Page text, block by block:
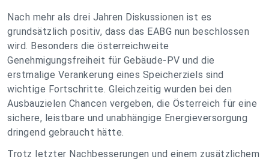
Nach mehr als drei Jahren Diskussionen ist es
grundsätzlich positiv, dass das EABG nun beschlossen
wird. Besonders die österreichweite
Genehmigungsfreiheit für Gebäude-PV und die
erstmalige Verankerung eines Speicherziels sind
wichtige Fortschritte. Gleichzeitig wurden bei den
Ausbauzielen Chancen vergeben, die Österreich für eine
sichere, leistbare und unabhängige Energieversorgung
dringend gebraucht hätte.
Trotz letzter Nachbesserungen und einem zusätzlichem